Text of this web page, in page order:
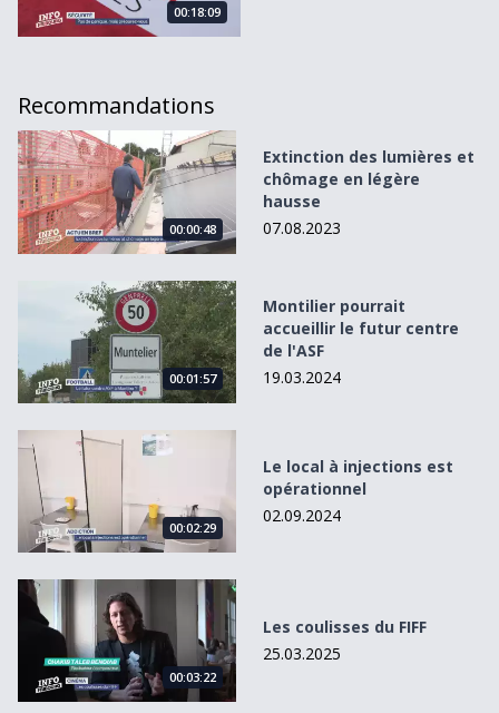
00:18:09
Recommandations
Extinction des lumières et chômage en légère hausse
00:00:48
Extinction des lumières et
chômage en légère
hausse
07.08.2023
Montilier pourrait accueillir le futur centre de l&#039;ASF
00:01:57
Montilier pourrait
accueillir le futur centre
de l'ASF
19.03.2024
Le local à injections est opérationnel
00:02:29
Le local à injections est
opérationnel
02.09.2024
Les coulisses du FIFF
00:03:22
Les coulisses du FIFF
25.03.2025